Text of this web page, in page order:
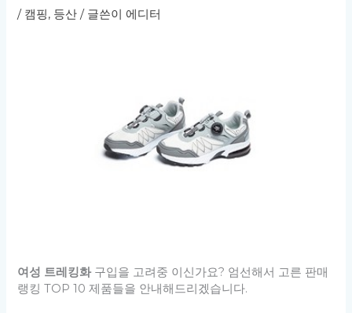
/ 캠핑, 등산 / 글쓴이 에디터
여성 트레킹화 구입을 고려중 이신가요? 엄선해서 고른 판매
랭킹 TOP 10 제품들을 안내해드리겠습니다.